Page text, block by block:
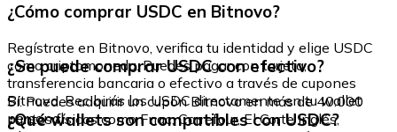
¿Cómo comprar USDC en Bitnovo?
Regístrate en Bitnovo, verifica tu identidad y elige USDC
como criptomoneda. Puedes pagar con tarjeta,
transferencia bancaria o efectivo a través de cupones
Bitnovo. Recibirás los USDC directamente en tu wallet
personal.
¿Se puede comprar USDC con efectivo?
Sí. Puedes adquirir un cupón Bitnovo en más de 40.000
puntos físicos como Fnac, Carrefour, El Corte Inglés,
¿Qué wallets son compatibles con USDC?